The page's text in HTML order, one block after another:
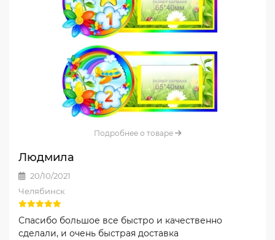
Подробнее о товаре
Людмила
20/10/2021
Челябинск
Спасибо большое все быстро и качественно
сделали, и очень быстрая доставка